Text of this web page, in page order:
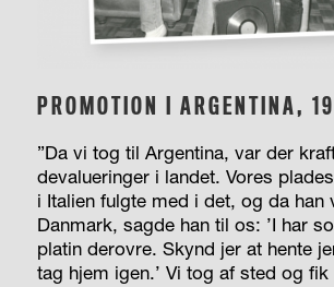
PROMOTION I ARGENTINA,
”Da vi tog til Argentina, var der
devalueringer i landet. Vores
i Italien fulgte med i det, og da han
Danmark, sagde han til os: ’I har
platin derovre. Skynd jer at hente
tag hjem igen.’ Vi tog af sted og fik